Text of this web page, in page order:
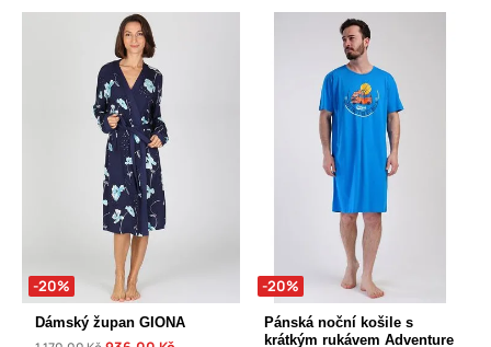
-20%
Dámský župan GIONA
-20%
Pánská noční košile s
krátkým rukávem Adventure